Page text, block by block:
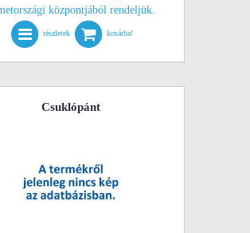
központjából rendeljük.
részletek kosárba!
Csuklópánt